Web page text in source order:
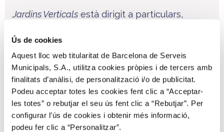
Ús de cookies
Aquest lloc web titularitat de Barcelona de Serveis
Municipals, S.A., utilitza cookies pròpies i de tercers amb
finalitats d’anàlisi, de personalització i/o de publicitat.
Podeu acceptar totes les cookies fent clic a “Acceptar-
les totes” o rebutjar el seu ús fent clic a “Rebutjar”. Per
configurar l’ús de cookies i obtenir més informació,
podeu fer clic a “Personalitzar”.
Jardins Verticals està dirigit a particulars,
i casaments.
Condicions:
10% de descompte.